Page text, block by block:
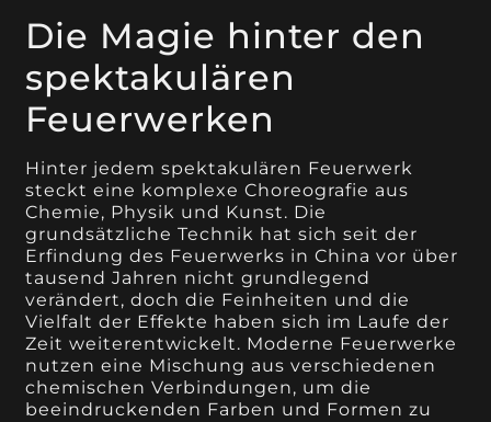
Die Magie hinter den
spektakulären
Feuerwerken
Hinter jedem spektakulären Feuerwerk
steckt eine komplexe Choreografie aus
Chemie, Physik und Kunst. Die
grundsätzliche Technik hat sich seit der
Erfindung des Feuerwerks in China vor über
tausend Jahren nicht grundlegend
verändert, doch die Feinheiten und die
Vielfalt der Effekte haben sich im Laufe der
Zeit weiterentwickelt. Moderne Feuerwerke
nutzen eine Mischung aus verschiedenen
chemischen Verbindungen, um die
beeindruckenden Farben und Formen zu